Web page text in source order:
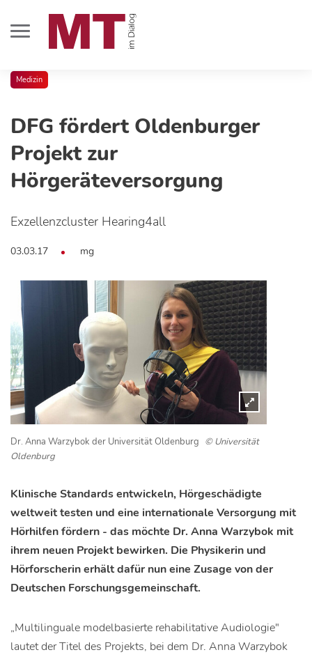
Medizin
DFG fördert Oldenburger
Projekt zur
Hörgeräteversorgung
Exzellenzcluster Hearing4all
03.03.17 mg
Dr. Anna Warzybok der Universität Oldenburg © Universität
Oldenburg
Klinische Standards entwickeln, Hörgeschädigte
weltweit testen und eine internationale Versorgung mit
Hörhilfen fördern - das möchte Dr. Anna Warzybok mit
ihrem neuen Projekt bewirken. Die Physikerin und
Hörforscherin erhält dafür nun eine Zusage von der
Deutschen Forschungsgemeinschaft.
„Multilinguale modelbasierte rehabilitative Audiologie"
lautet der Titel des Projekts, bei dem Dr. Anna Warzybok